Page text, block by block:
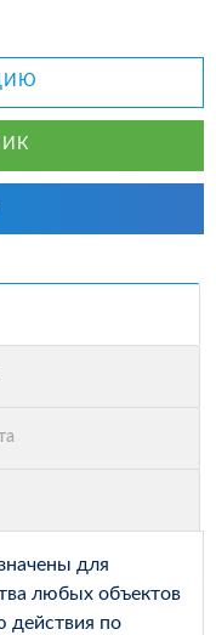
для
любых объектов
действия по